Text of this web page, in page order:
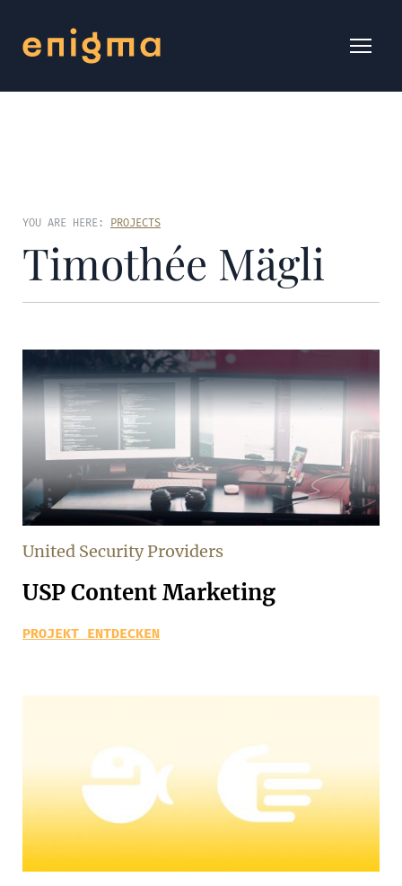
YOU ARE HERE: PROJECTS
Timothée Mägli
United Security Providers
USP Content Marketing
PROJEKT ENTDECKEN